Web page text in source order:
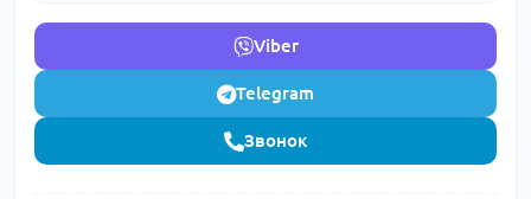
Viber
Telegram
Звонок